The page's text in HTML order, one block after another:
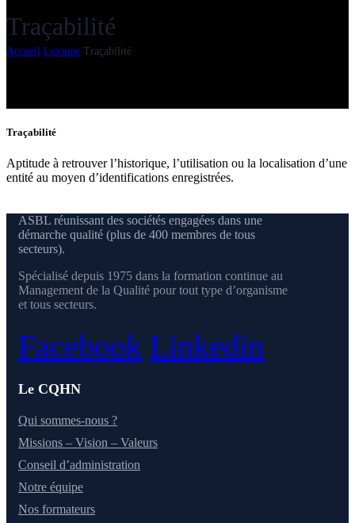
Traçabilité
Accueil Lexique Traçabilité
Traçabilité
Aptitude à retrouver l’historique, l’utilisation ou la localisation d’une
entité au moyen d’identifications enregistrées.
ASBL réunissant des sociétés engagées dans une
démarche qualité (plus de 400 membres de tous
secteurs).
Spécialisé depuis 1975 dans la formation continue au
Management de la Qualité pour tout type d’organisme
et tous secteurs.
Facebook Linkedin
Le CQHN
Qui sommes-nous ?
Missions – Vision – Valeurs
Conseil d’administration
Notre équipe
Nos formateurs